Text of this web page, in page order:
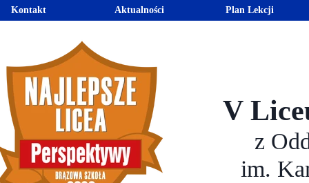
V
z
im.
Plan Lekcji
Aktualności
Kontakt